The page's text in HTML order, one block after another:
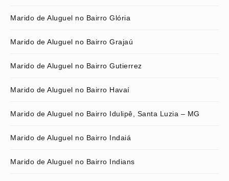
Marido de Aluguel no Bairro Glória
Marido de Aluguel no Bairro Grajaú
Marido de Aluguel no Bairro Gutierrez
Marido de Aluguel no Bairro Havaí
Marido de Aluguel no Bairro Idulipê, Santa Luzia – MG
Marido de Aluguel no Bairro Indaiá
Marido de Aluguel no Bairro Indians